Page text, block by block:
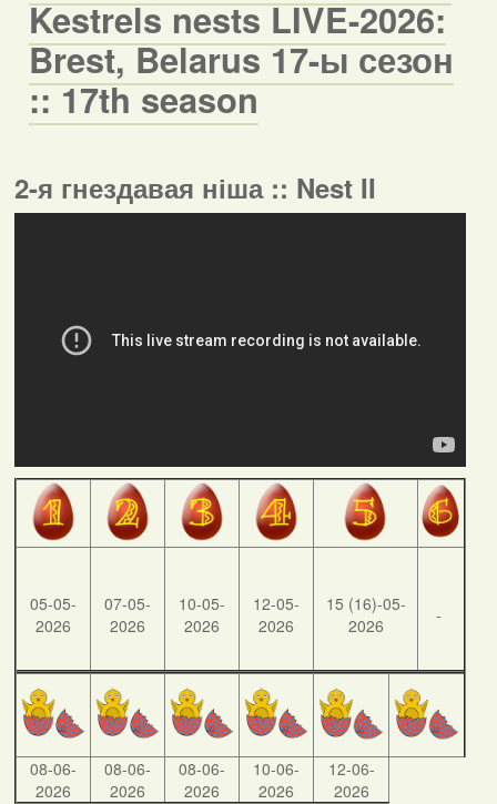
Kestrels nests LIVE-2026:
Brest, Belarus 17-ы сезон
:: 17th season
2-я гнездавая ніша :: Nest II
05-05-
2026
07-05-
2026
10-05-
2026
12-05-
2026
15 (16)-05-
2026
-
08-06-
2026
08-06-
2026
08-06-
2026
10-06-
2026
12-06-
2026